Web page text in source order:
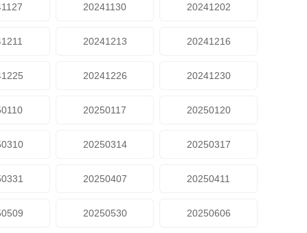
20241130 20241202
20241213 20241216
20241226 20241230
20250117 20250120
20250314 20250317
20250407 20250411
20250530 20250606